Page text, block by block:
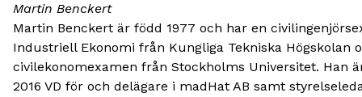
Martin Benckert
Martin Benckert är född 1977 och har en
Industriell Ekonomi från Kungliga Tekniska Högskolan
civilekonomexamen från Stockholms Universitet. Han
2016 VD för och delägare i madHat AB samt